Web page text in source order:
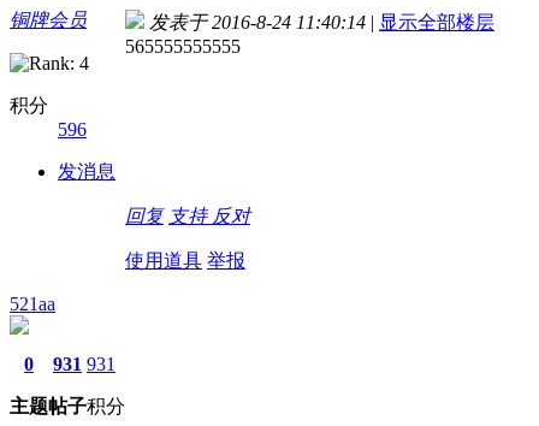
铜牌会员
积分
596
发消息
发表于 2016-8-24 11:40:14 | 显示全部楼层
565555555555
回复 支持 反对
使用道具 举报
521aa
0
主题
931
帖子
931
积分